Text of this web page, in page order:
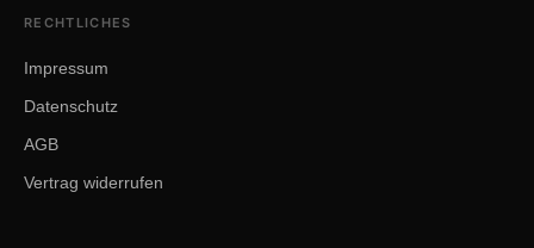
RECHTLICHES
Impressum
Datenschutz
AGB
Vertrag widerrufen